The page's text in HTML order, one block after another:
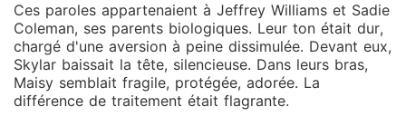
Ces paroles appartenaient à Jeffrey Williams et Sadie
Coleman, ses parents biologiques. Leur ton était dur,
chargé d'une aversion à peine dissimulée. Devant eux,
Skylar baissait la tête, silencieuse. Dans leurs bras,
Maisy semblait fragile, protégée, adorée. La
différence de traitement était flagrante.